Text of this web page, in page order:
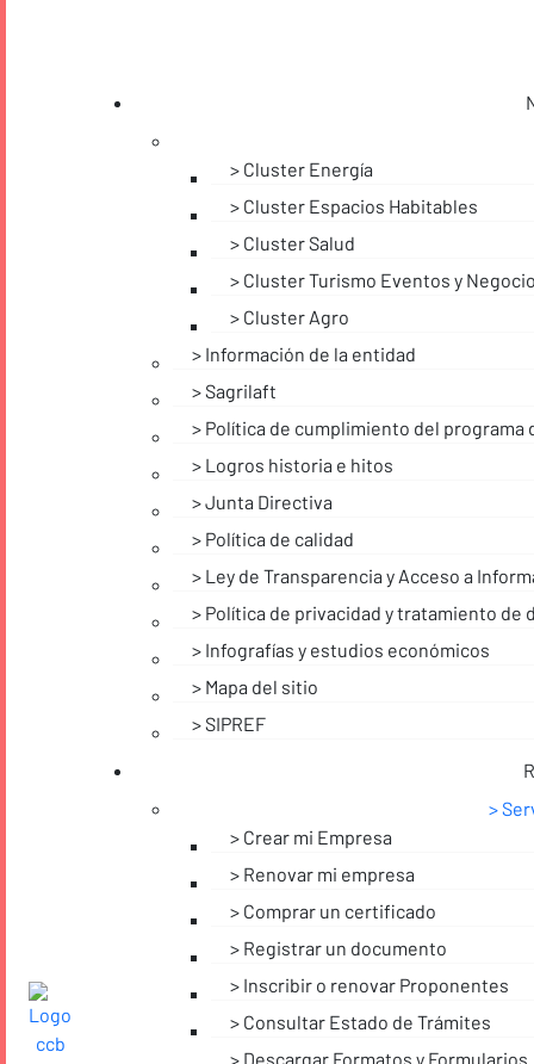
Cluster Energía
Cluster Espacios Habitables
Cluster Salud
Cluster Turismo Eventos y
Cluster Agro
Información de la entidad
Sagrilaft
Política de cumplimiento del programa
Logros historia e hitos
Junta Directiva
Política de calidad
Ley de Transparencia y Acceso a
Política de privacidad y tratamiento de
Infografías y estudios económicos
Mapa del sitio
SIPREF
Crear mi Empresa
Renovar mi empresa
Comprar un certificado
Registrar un documento
Inscribir o renovar Proponentes
Consultar Estado de Trámites
Descargar Formatos y Formularios